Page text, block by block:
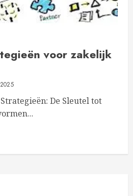
voor zakelijk
De Sleutel tot